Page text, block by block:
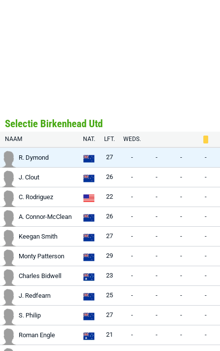
Selectie Birkenhead Utd
NAAM NAT. LFT. WEDS.
R. Dymond 27 - - - -
J. Clout 26 - - - -
C. Rodriguez 22 - - - -
A. Connor-McClean 26 - - - -
Keegan Smith 27 - - - -
Monty Patterson 29 - - - -
Charles Bidwell 23 - - - -
J. Redfearn 25 - - - -
S. Philip 27 - - - -
Roman Engle 21 - - - -